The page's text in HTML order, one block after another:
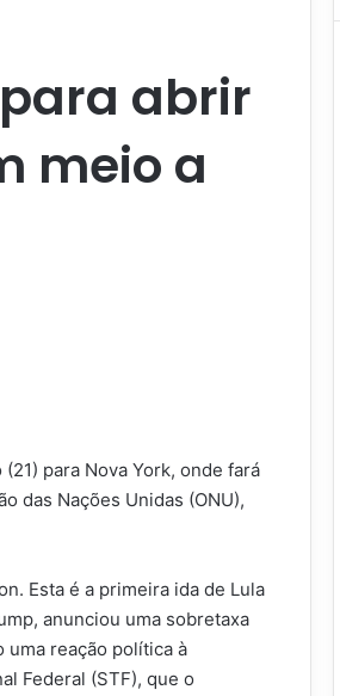
abrir
meio a
para Nova York, onde fará
das Nações Unidas (ONU),
Esta é a primeira ida de Lula
anunciou uma sobretaxa
reação política à
Federal (STF), que o